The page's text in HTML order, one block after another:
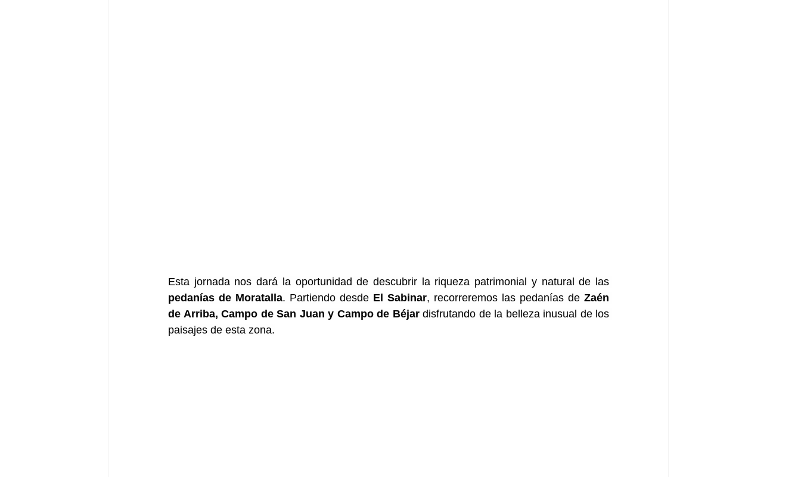
pedanías de Moratalla. Partiendo desde El Sabinar, recorreremos las pedanías de Zaén
de Arriba, Campo de San Juan y Campo de Béjar disfrutando de la belleza inusual de los
paisajes de esta zona.